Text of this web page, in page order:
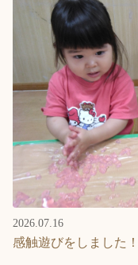
2026.07.16
感触遊びをしました！